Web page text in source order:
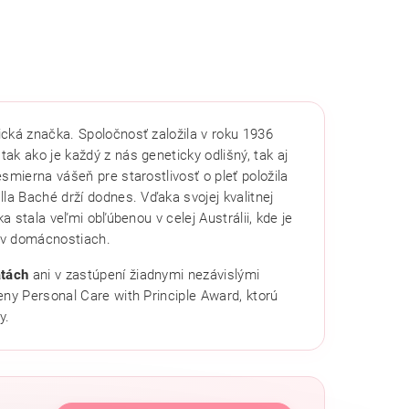
značka. Spoločnosť založila v roku 1936
ako je každý z nás geneticky odlišný, tak aj
vášeň pre starostlivosť o pleť položila
Baché drží dodnes. Vďaka svojej kvalitnej
stala veľmi obľúbenou v celej Austrálii, kde je
domácnostiach.
ani v zastúpení žiadnymi nezávislými
Personal Care with Principle Award, ktorú